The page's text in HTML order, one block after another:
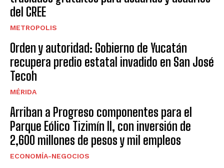
del CREE
METROPOLIS
Orden y autoridad: Gobierno de Yucatán
recupera predio estatal invadido en San José
Tecoh
MÉRIDA
Arriban a Progreso componentes para el
Parque Eólico Tizimín II, con inversión de
2,600 millones de pesos y mil empleos
ECONOMÍA-NEGOCIOS